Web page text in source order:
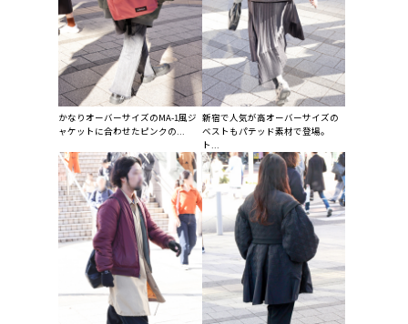
かなりオーバーサイズのMA-1風ジ
ャケットに合わせたピンクの...
新宿で人気が高オーバーサイズの
ベストもパテッド素材で登場。
ト...